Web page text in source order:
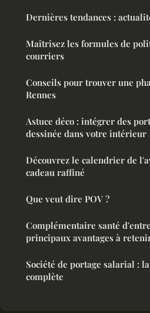
Dernières tendances :
Maîtrisez les formules de
courriers
Conseils pour trouver une
Rennes
Astuce déco : intégrer des
dessinée dans votre intérieur
Découvrez le calendrier de
cadeau raffiné
Que veut dire POV ?
Complémentaire santé
principaux avantages à
Société de portage salarial :
complète